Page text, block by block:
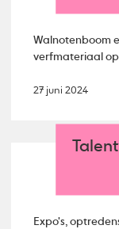
Walnotenboom
verfmateriaal op
27 juni 2024
Expo's,